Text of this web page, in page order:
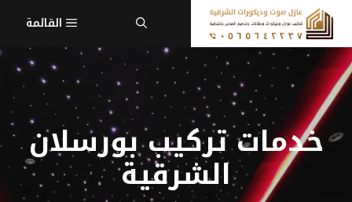
انتقل
إلى
المحتوى
القائمة
خدمات تركيب بورسلان
الشرقية